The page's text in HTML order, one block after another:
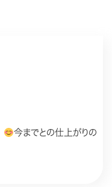
今までとの仕上がりの